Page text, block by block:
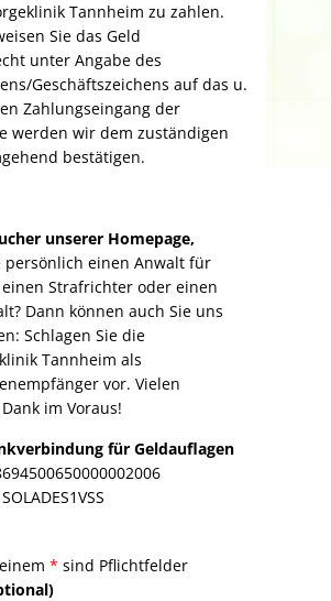
Tannheim zu zahlen.
Sie das Geld
unter Angabe des
Geschäftszeichens auf das u.
Zahlungseingang der
werden wir dem zuständigen
bestätigen.
unserer Homepage,
persönlich einen Anwalt für
Strafrichter oder einen
Dann können auch Sie uns
Schlagen Sie die
Tannheim als
vor. Vielen
im Voraus!
für Geldauflagen
* sind Pflichtfelder